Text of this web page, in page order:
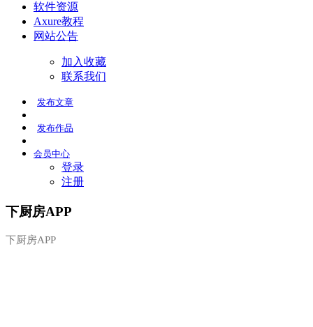
软件资源
Axure教程
网站公告
加入收藏
联系我们
发布文章
发布作品
会员中心
登录
注册
下厨房APP
下厨房APP